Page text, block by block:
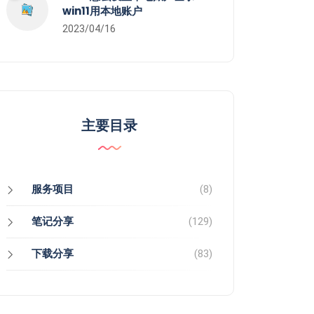
win11用本地账户
2023/04/16
主要目录
服务项目 (8)
笔记分享 (129)
下载分享 (83)